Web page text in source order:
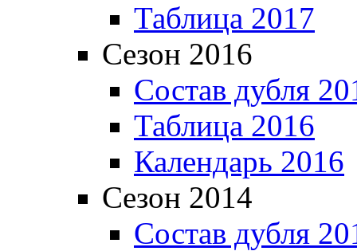
Таблица 2017
Сезон 2016
Состав дубля
Таблица 2016
Календарь 2016
Сезон 2014
Состав дубля